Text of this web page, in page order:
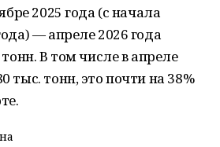
2025 года (с начала
— апреле 2026 года
В том числе в апреле
тыс. тонн, это почти на 38%